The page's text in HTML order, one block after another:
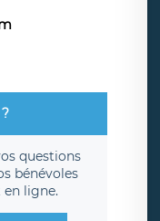
questions
bénévoles
ligne.